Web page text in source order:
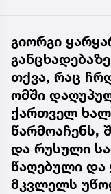
გიორგი
თქვა, რაც
ომში
ქართველ
წარმოაჩენს,
და რუსული
წაღებული
მკვლელს